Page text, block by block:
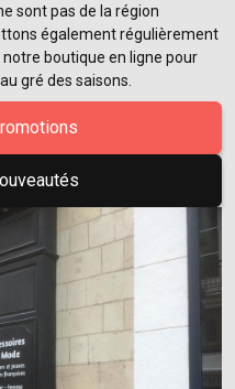
sont pas de la région
également régulièrement
boutique en ligne pour
gré des saisons.